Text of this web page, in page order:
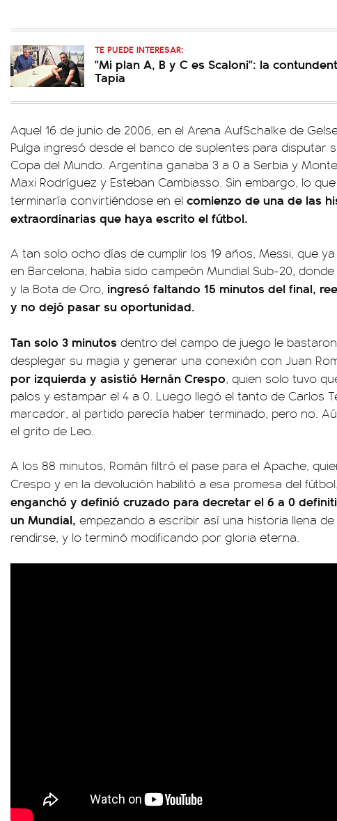
TE PUEDE INTERESAR:
"Mi plan A, B y C es Scaloni": la
Tapia
Aquel 16 de junio de 2006, en el Arena AufSchalke de
Pulga ingresó desde el banco de suplentes para disputar
Copa del Mundo. Argentina ganaba 3 a 0 a Serbia y
Maxi Rodríguez y Esteban Cambiasso. Sin embargo, lo
terminaría convirtiéndose en el comienzo de una de las
extraordinarias que haya escrito el fútbol.
A tan solo ocho días de cumplir los 19 años, Messi, que
en Barcelona, había sido campeón Mundial Sub-20,
y la Bota de Oro, ingresó faltando 15 minutos del final,
y no dejó pasar su oportunidad.
Tan solo 3 minutos dentro del campo de juego le
desplegar su magia y generar una conexión con Juan
por izquierda y asistió Hernán Crespo, quien solo tuvo
palos y estampar el 4 a 0. Luego llegó el tanto de Carlos
marcador, al partido parecía haber terminado, pero no.
el grito de Leo.
A los 88 minutos, Román filtró el pase para el Apache,
Crespo y en la devolución habilitó a esa promesa del
enganchó y definió cruzado para decretar el 6 a 0
un Mundial, empezando a escribir así una historia llena
rendirse, y lo terminó modificando por gloria eterna.